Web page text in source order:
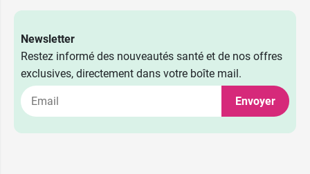
Newsletter
Restez informé des nouveautés santé et de nos offres
exclusives, directement dans votre boîte mail.
Envoyer